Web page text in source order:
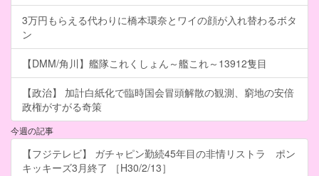
3万円もらえる代わりに橋本環奈とワイの顔が入れ替わるボタ
ン
【DMM/角川】艦隊これくしょん～艦これ～13912隻目
【政治】 加計白紙化で臨時国会冒頭解散の観測、窮地の安倍
政権がすがる奇策
今週の記事
【フジテレビ】 ガチャピン勤続45年目の非情リストラ ポン
キッキーズ3月終了 ［H30/2/13］